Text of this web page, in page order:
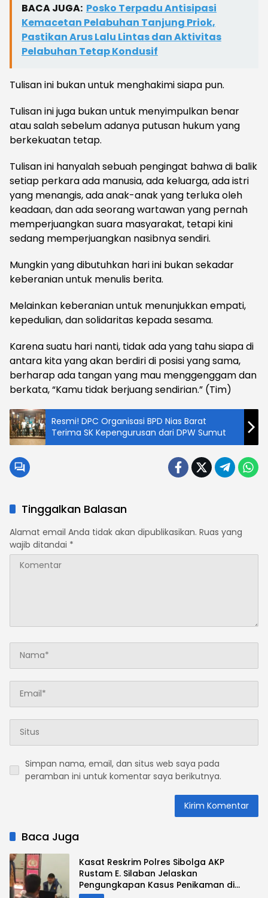
BACA JUGA: Posko Terpadu Antisipasi
Kemacetan Pelabuhan Tanjung Priok,
Pastikan Arus Lalu Lintas dan Aktivitas
Pelabuhan Tetap Kondusif
Tulisan ini bukan untuk menghakimi siapa pun.
Tulisan ini juga bukan untuk menyimpulkan benar
atau salah sebelum adanya putusan hukum yang
berkekuatan tetap.
Tulisan ini hanyalah sebuah pengingat bahwa di balik
setiap perkara ada manusia, ada keluarga, ada istri
yang menangis, ada anak-anak yang terluka oleh
keadaan, dan ada seorang wartawan yang pernah
memperjuangkan suara masyarakat, tetapi kini
sedang memperjuangkan nasibnya sendiri.
Mungkin yang dibutuhkan hari ini bukan sekadar
keberanian untuk menulis berita.
Melainkan keberanian untuk menunjukkan empati,
kepedulian, dan solidaritas kepada sesama.
Karena suatu hari nanti, tidak ada yang tahu siapa di
antara kita yang akan berdiri di posisi yang sama,
berharap ada tangan yang mau menggenggam dan
berkata, “Kamu tidak berjuang sendirian.” (Tim)
Resmi! DPC Organisasi BPD Nias Barat
Terima SK Kepengurusan dari DPW Sumut
Tinggalkan Balasan
Alamat email Anda tidak akan dipublikasikan. Ruas yang
wajib ditandai *
Simpan nama, email, dan situs web saya pada
peramban ini untuk komentar saya berikutnya.
Baca Juga
Kasat Reskrim Polres Sibolga AKP
Rustam E. Silaban Jelaskan
Pengungkapan Kasus Penikaman di